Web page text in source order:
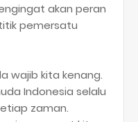
akan peran
pemersatu
wajib kita kenang.
Indonesia selalu
zaman.